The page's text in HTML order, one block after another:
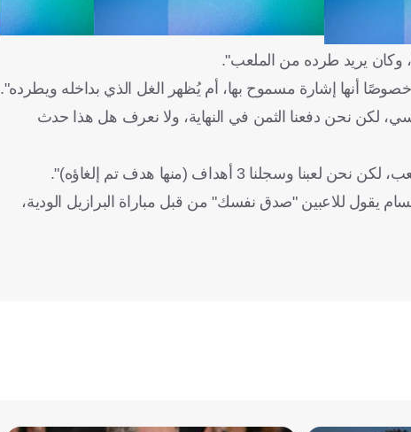
وكان يريد طرده من الملعب".
أنها إشارة مسموح بها، أم يُظهر الغل الذي بداخله ويطرده".
لكن نحن دفعنا الثمن في النهاية، ولا نعرف هل هذا حدث
3 أهداف (منها هدف تم إلغاؤه)".
يقول للاعبين "صدق نفسك" من قبل مباراة البرازيل الودية،